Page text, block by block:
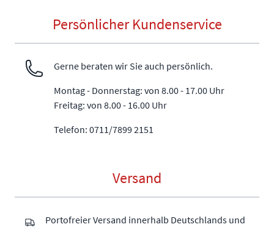
Persönlicher Kundenservice
Gerne beraten wir Sie auch persönlich.
Montag - Donnerstag: von 8.00 - 17.00 Uhr
Freitag: von 8.00 - 16.00 Uhr
Telefon: 0711/7899 2151
Versand
Portofreier Versand innerhalb Deutschlands und